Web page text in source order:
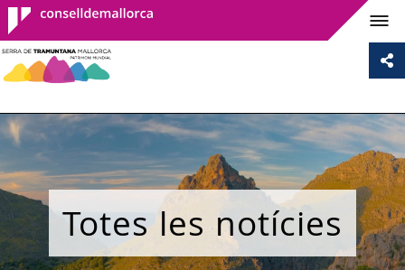
Consell de
Mallorca
Totes les notícies